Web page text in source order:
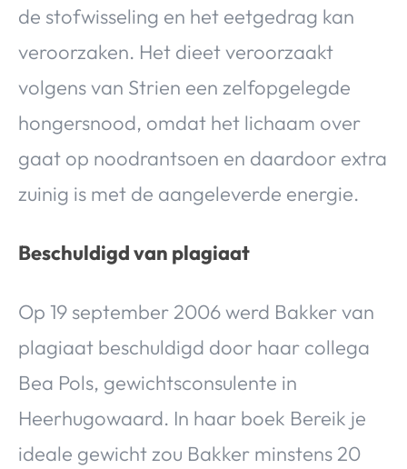
de stofwisseling en het eetgedrag kan
veroorzaken. Het dieet veroorzaakt
volgens van Strien een zelfopgelegde
hongersnood, omdat het lichaam over
gaat op noodrantsoen en daardoor extra
zuinig is met de aangeleverde energie.
Beschuldigd van plagiaat
Op 19 september 2006 werd Bakker van
plagiaat beschuldigd door haar collega
Bea Pols, gewichtsconsulente in
Heerhugowaard. In haar boek Bereik je
ideale gewicht zou Bakker minstens 20